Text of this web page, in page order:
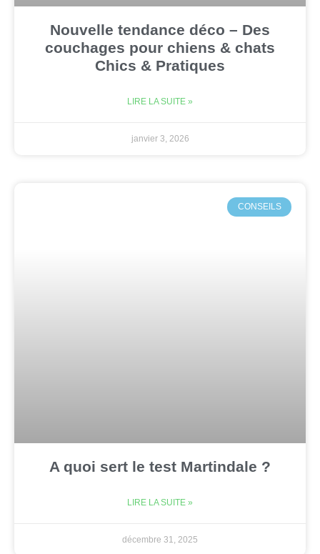
Nouvelle tendance déco – Des
couchages pour chiens & chats
Chics & Pratiques
LIRE LA SUITE »
janvier 3, 2026
CONSEILS
A quoi sert le test Martindale ?
LIRE LA SUITE »
décembre 31, 2025